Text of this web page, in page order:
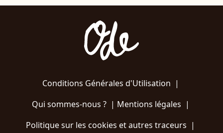
Conditions Générales d'Utilisation |
Qui sommes-nous ?| Mentions légales |
Politique sur les cookies et autres traceurs |